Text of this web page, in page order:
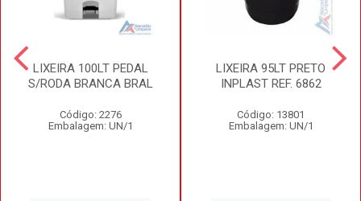
LIXEIRA 100LT PEDAL
S/RODA BRANCA BRAL
Código: 2276
Embalagem: UN/1
LIXEIRA 95LT PRETO
INPLAST REF. 6862
Código: 13801
Embalagem: UN/1